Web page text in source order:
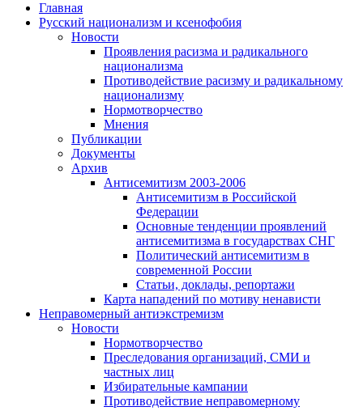
Главная
Русский национализм и ксенофобия
Новости
Проявления расизма и радикального
национализма
Противодействие расизму и радикальному
национализму
Нормотворчество
Мнения
Публикации
Документы
Архив
Антисемитизм 2003-2006
Антисемитизм в Российской
Федерации
Основные тенденции проявлений
антисемитизма в государствах СНГ
Политический антисемитизм в
современной России
Статьи, доклады, репортажи
Карта нападений по мотиву ненависти
Неправомерный антиэкстремизм
Новости
Нормотворчество
Преследования организаций, СМИ и
частных лиц
Избирательные кампании
Противодействие неправомерному